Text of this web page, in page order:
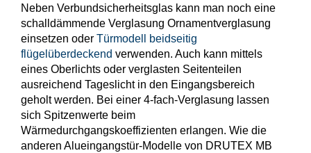
Neben Verbundsicherheitsglas kann man noch eine
schalldämmende Verglasung Ornamentverglasung
einsetzen oder Türmodell beidseitig
flügelüberdeckend verwenden. Auch kann mittels
eines Oberlichts oder verglasten Seitenteilen
ausreichend Tageslicht in den Eingangsbereich
geholt werden. Bei einer 4-fach-Verglasung lassen
sich Spitzenwerte beim
Wärmedurchgangskoeffizienten erlangen. Wie die
anderen Alueingangstür-Modelle von DRUTEX MB